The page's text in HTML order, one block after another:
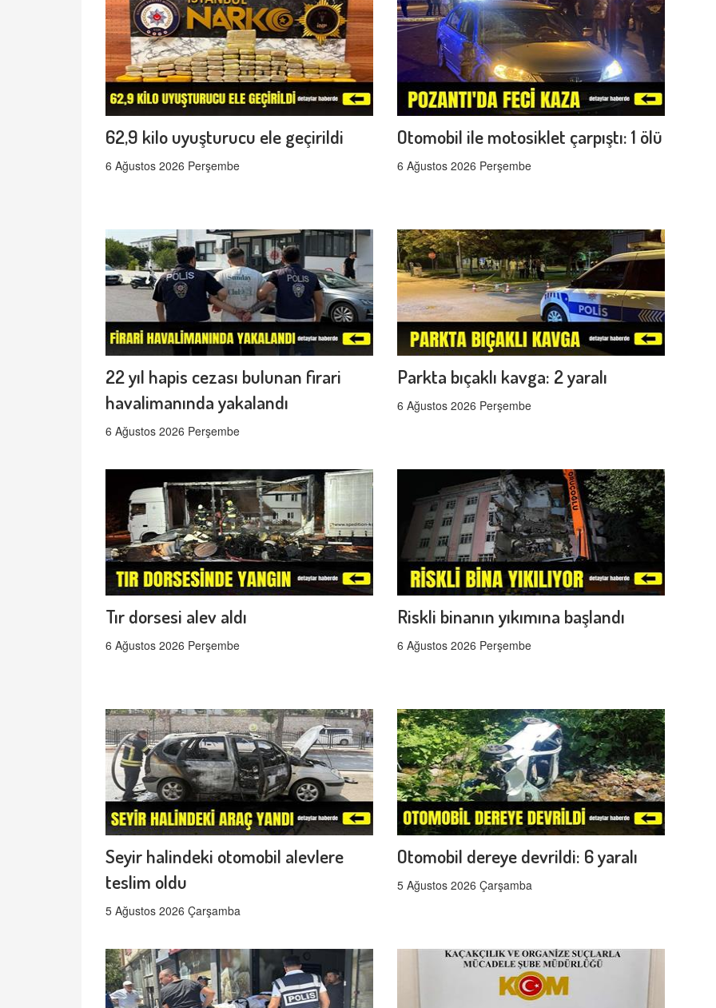
62,9 kilo uyuşturucu ele geçirildi
6 Ağustos 2026 Perşembe
Otomobil ile motosiklet çarpıştı: 1 ölü
6 Ağustos 2026 Perşembe
22 yıl hapis cezası bulunan firari
havalimanında yakalandı
6 Ağustos 2026 Perşembe
Parkta bıçaklı kavga: 2 yaralı
6 Ağustos 2026 Perşembe
Tır dorsesi alev aldı
6 Ağustos 2026 Perşembe
Riskli binanın yıkımına başlandı
6 Ağustos 2026 Perşembe
Seyir halindeki otomobil alevlere
teslim oldu
5 Ağustos 2026 Çarşamba
Otomobil dereye devrildi: 6 yaralı
5 Ağustos 2026 Çarşamba